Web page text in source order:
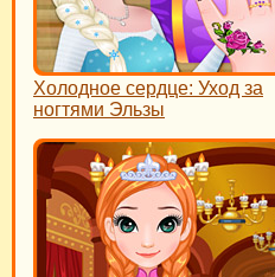
Холодное сердце: Уход за
ногтями Эльзы